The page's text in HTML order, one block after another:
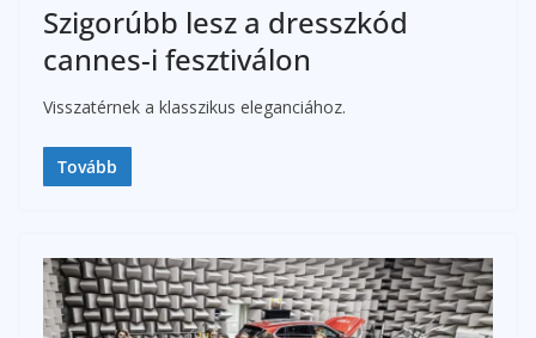
Szigorúbb lesz a dresszkód
cannes-i fesztiválon
Visszatérnek a klasszikus eleganciához.
Tovább